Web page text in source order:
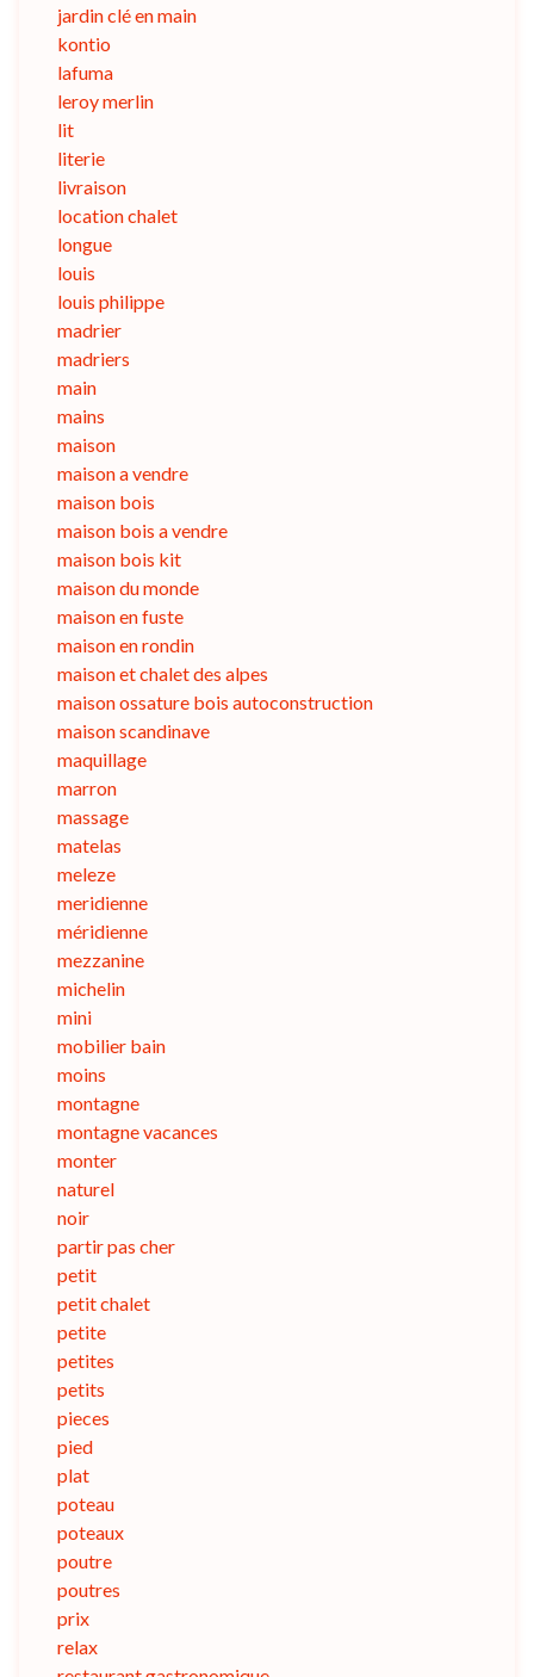
jardin clé en main
kontio
lafuma
leroy merlin
lit
literie
livraison
location chalet
longue
louis
louis philippe
madrier
madriers
main
mains
maison
maison a vendre
maison bois
maison bois a vendre
maison bois kit
maison du monde
maison en fuste
maison en rondin
maison et chalet des alpes
maison ossature bois autoconstruction
maison scandinave
maquillage
marron
massage
matelas
meleze
meridienne
méridienne
mezzanine
michelin
mini
mobilier bain
moins
montagne
montagne vacances
monter
naturel
noir
partir pas cher
petit
petit chalet
petite
petites
petits
pieces
pied
plat
poteau
poteaux
poutre
poutres
prix
relax